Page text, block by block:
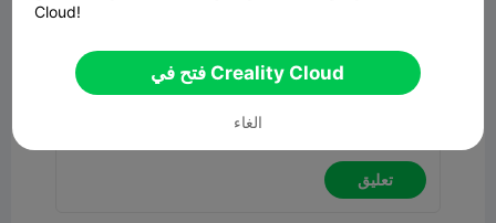
تعليق
تعليق
Cloud!
فتح في Creality Cloud
الغاء